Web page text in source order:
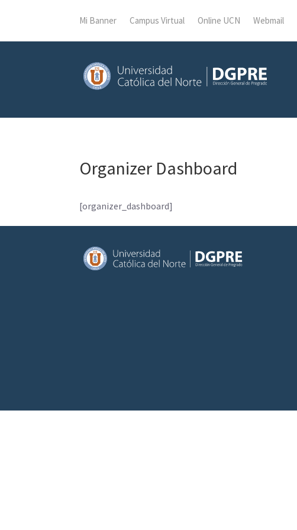
Mi Banner Campus Virtual Online UCN Webmail
Organizer Dashboard
[organizer_dashboard]